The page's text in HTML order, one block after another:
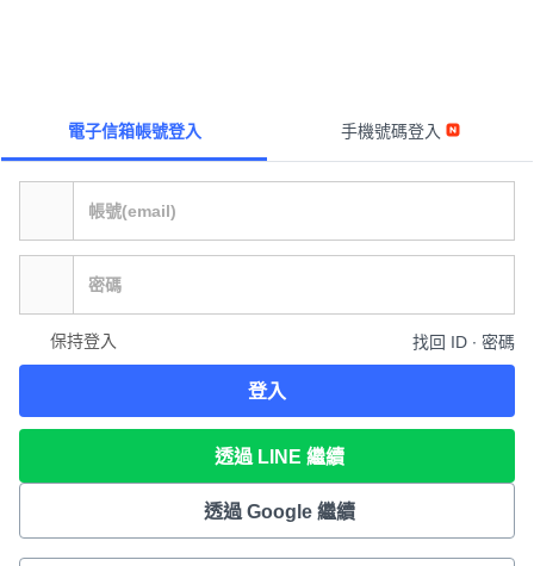
電子信箱帳號登入 手機號碼登入
保持登入 找回 ID ∙ 密碼
登入
透過 LINE 繼續
透過 Google 繼續